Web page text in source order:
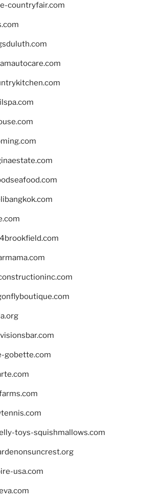
countryfair.com
gobette.com
toys-squishmallows.com
usa.com